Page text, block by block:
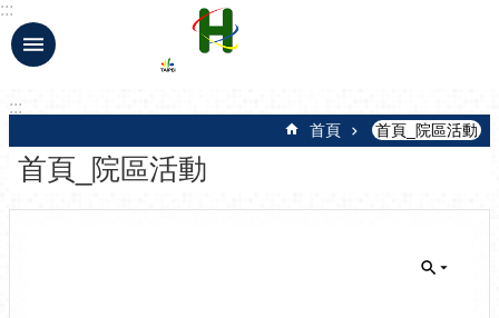
跳到主要內容區塊
:::
:::
首頁 首頁_院區活動
首頁_院區活動